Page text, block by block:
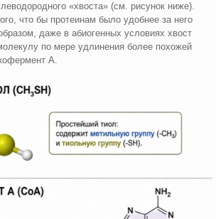
«хвоста» (см. рисунок ниже).
что бы протеинам было удобнее за него
даже в абиогенных условиях хвост
по мере удлинения более похожей
А.